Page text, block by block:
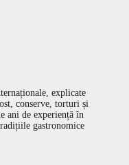
explicate
conserve, torturi și
ani de experiență în
gastronomice